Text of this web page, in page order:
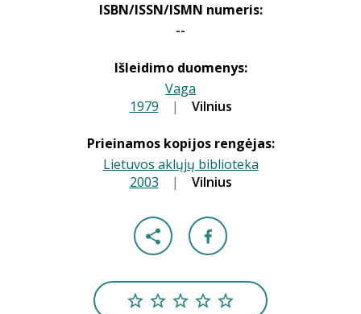
ISBN/ISSN/ISMN numeris:
--
Išleidimo duomenys:
Vaga
1979 | Vilnius
Prieinamos kopijos rengėjas:
Lietuvos aklųjų biblioteka
2003 | Vilnius